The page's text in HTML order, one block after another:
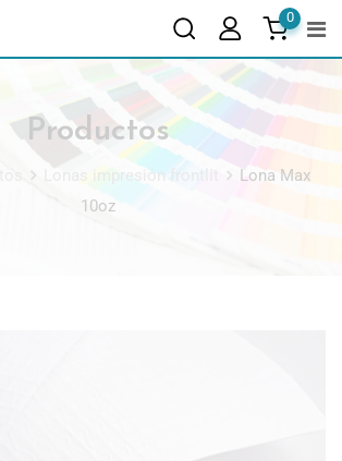
0
Productos
Lonas impresión frontlit
Lona Max
10oz